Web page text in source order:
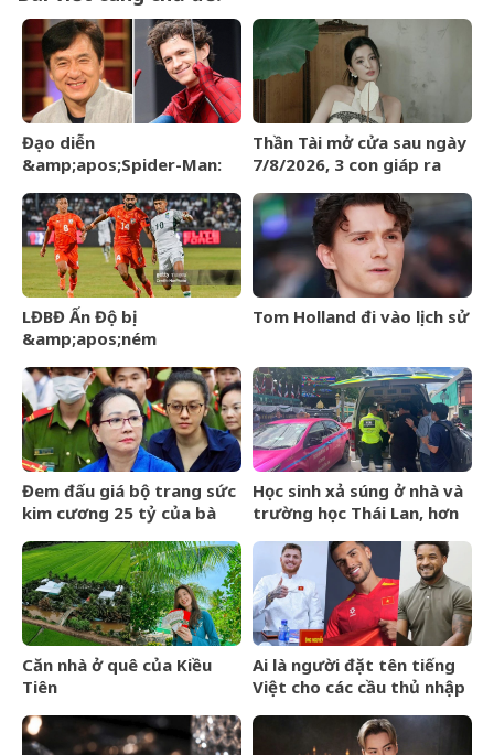
Đạo diễn
&amp;apos;Spider-Man:
Day&amp;apos; lên tiếng
về tin đồn liên quan đến
Thành Long
Thần Tài mở cửa sau ngày
7/8/2026, 3 con giáp ra
mỏi tay đếm tiền
LĐBĐ Ấn Độ bị
&amp;apos;ném
mang đội hình B dự giải Vô
địch ĐNÁ của FIFA
Tom Holland đi vào lịch sử
Đem đấu giá bộ trang sức
kim cương 25 tỷ của bà
hóa đơn nhưng món đắt
nhất giá 9,4 tỷ
Học sinh xả súng ở nhà và
trường học Thái Lan, hơn
Căn nhà ở quê của Kiều
Tiên
Ai là người đặt tên tiếng
Việt cho các cầu thủ nhập
Nam?